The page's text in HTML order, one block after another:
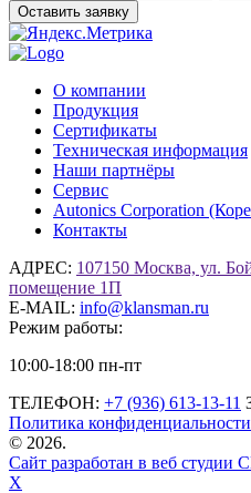
О компании
Продукция
Сертификаты
Техническая информация
Наши партнёры
Сервис
Autonics Corporation
Контакты
АДРЕС: 107150 Москва, ул.
помещение 1П
E-MAIL: info@klansman.ru
Режим работы:
10:00-18:00 пн-пт
ТЕЛЕФОН: +7 (936) 613-13-11
Политика конфиденциальности
© 2026.
Сайт разработан в веб
X